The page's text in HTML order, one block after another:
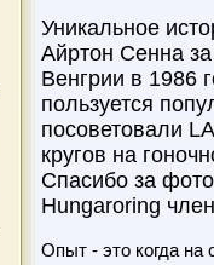
Уникальное
Айртон Сенна
Венгрии в 1986
пользуется
посоветовали
кругов на
Спасибо за
Hungaroring
Опыт - это когда на